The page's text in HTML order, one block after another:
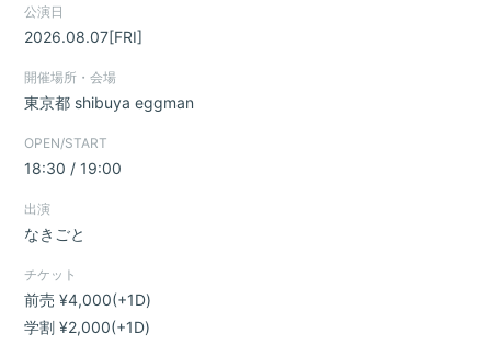
VIDEO
GOODS
RADIO
無料会員登録
公演日
2026.08.07[FRI]
開催場所・会場
東京都 shibuya eggman
OPEN/START
18:30 / 19:00
出演
なきごと
チケット
前売 ¥4,000(+1D)
学割 ¥2,000(+1D)